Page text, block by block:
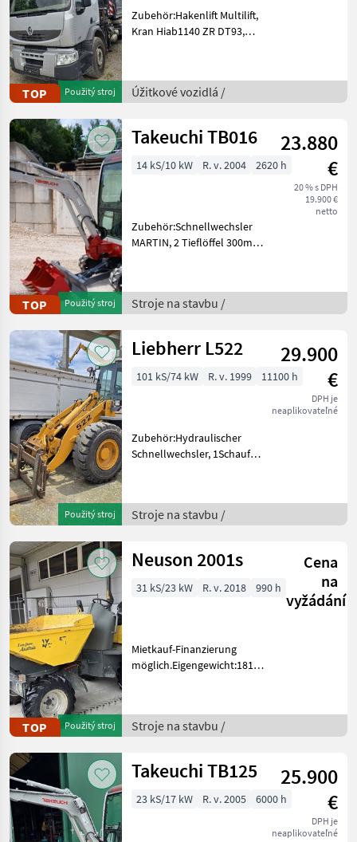
TOP Použitý stroj
Zubehör:Hakenlift Multilift,
Kran Hiab1140 ZR DT93,
automatická prevodovka,
Palivo: , klimatizácia,
Úžitkové vozidlá /
TOP Použitý stroj
Takeuchi TB016
23.880
€
20 % s DPH
19.900 €
netto
14 kS/10 kW R. v. 2004 2620 h
Zubehör:Schnellwechsler
MARTIN, 2 Tieflöffel 300mm
na stavbu mini bager
Stroje na stavbu /
Použitý stroj
Liebherr L522
29.900
€
DPH je
neaplikovateľné
101 kS/74 kW R. v. 1999 11100 h
Zubehör:Hydraulischer
Schnellwechsler, 1Schaufel,
stavbu Čelný nakladač
Stroje na stavbu /
TOP Použitý stroj
Neuson 2001s
Cena
na
vyžádání
31 kS/23 kW R. v. 2018 990 h
Mietkauf-Finanzierung
möglich.Eigengewicht:1815kg.
Straßenzulassung(Typenschein)
Palivo: Stroje na stavbu
Stroje na stavbu /
Takeuchi TB125
25.900
€
DPH je
neaplikovateľné
23 kS/17 kW R. v. 2005 6000 h